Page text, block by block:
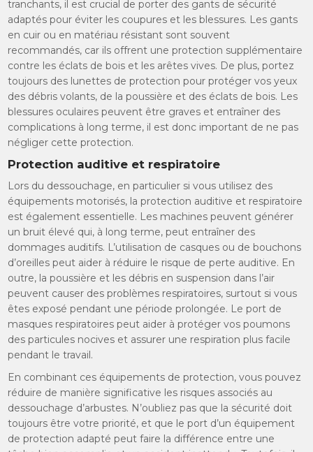
tranchants, il est crucial de porter des gants de sécurité
adaptés pour éviter les coupures et les blessures. Les gants
en cuir ou en matériau résistant sont souvent
recommandés, car ils offrent une protection supplémentaire
contre les éclats de bois et les arêtes vives. De plus, portez
toujours des lunettes de protection pour protéger vos yeux
des débris volants, de la poussière et des éclats de bois. Les
blessures oculaires peuvent être graves et entraîner des
complications à long terme, il est donc important de ne pas
négliger cette protection.
Protection auditive et respiratoire
Lors du dessouchage, en particulier si vous utilisez des
équipements motorisés, la protection auditive et respiratoire
est également essentielle. Les machines peuvent générer
un bruit élevé qui, à long terme, peut entraîner des
dommages auditifs. L’utilisation de casques ou de bouchons
d’oreilles peut aider à réduire le risque de perte auditive. En
outre, la poussière et les débris en suspension dans l’air
peuvent causer des problèmes respiratoires, surtout si vous
êtes exposé pendant une période prolongée. Le port de
masques respiratoires peut aider à protéger vos poumons
des particules nocives et assurer une respiration plus facile
pendant le travail.
En combinant ces équipements de protection, vous pouvez
réduire de manière significative les risques associés au
dessouchage d’arbustes. N’oubliez pas que la sécurité doit
toujours être votre priorité, et que le port d’un équipement
de protection adapté peut faire la différence entre une